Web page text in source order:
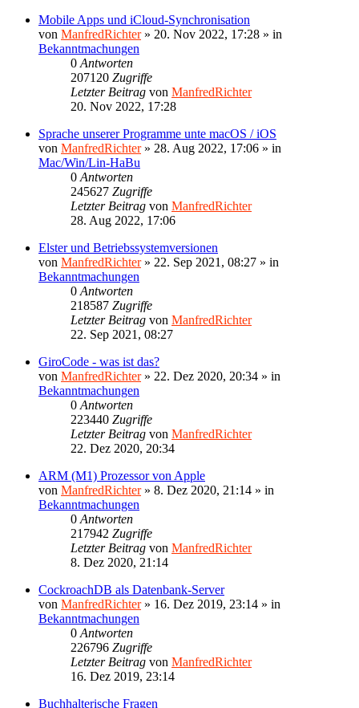
Mobile Apps und iCloud-Synchronisation
von ManfredRichter» 20. Nov 2022, 17:28 » in
Bekanntmachungen
0 Antworten
207120 Zugriffe
Letzter Beitrag von ManfredRichter
20. Nov 2022, 17:28
Sprache unserer Programme unte macOS / iOS
von ManfredRichter» 28. Aug 2022, 17:06 » in
Mac/Win/Lin-HaBu
0 Antworten
245627 Zugriffe
Letzter Beitrag von ManfredRichter
28. Aug 2022, 17:06
Elster und Betriebssystemversionen
von ManfredRichter» 22. Sep 2021, 08:27 » in
Bekanntmachungen
0 Antworten
218587 Zugriffe
Letzter Beitrag von ManfredRichter
22. Sep 2021, 08:27
GiroCode - was ist das?
von ManfredRichter» 22. Dez 2020, 20:34 » in
Bekanntmachungen
0 Antworten
223440 Zugriffe
Letzter Beitrag von ManfredRichter
22. Dez 2020, 20:34
ARM (M1) Prozessor von Apple
von ManfredRichter» 8. Dez 2020, 21:14 » in
Bekanntmachungen
0 Antworten
217942 Zugriffe
Letzter Beitrag von ManfredRichter
8. Dez 2020, 21:14
CockroachDB als Datenbank-Server
von ManfredRichter» 16. Dez 2019, 23:14 » in
Bekanntmachungen
0 Antworten
226796 Zugriffe
Letzter Beitrag von ManfredRichter
16. Dez 2019, 23:14
Buchhalterische Fragen